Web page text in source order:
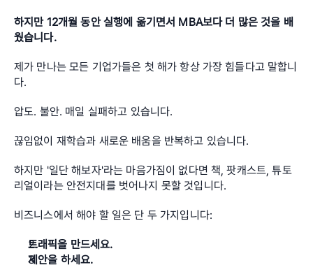
하지만 12개월 동안 실행에 옮기면서 MBA보다 더 많은 것을 배
웠습니다.
제가 만나는 모든 기업가들은 첫 해가 항상 가장 힘들다고 말합니
다.
압도. 불안. 매일 실패하고 있습니다.
끊임없이 재학습과 새로운 배움을 반복하고 있습니다.
하지만 '일단 해보자'라는 마음가짐이 없다면 책, 팟캐스트, 튜토
리얼이라는 안전지대를 벗어나지 못할 것입니다.
비즈니스에서 해야 할 일은 단 두 가지입니다:
트래픽을 만드세요.
제안을 하세요.